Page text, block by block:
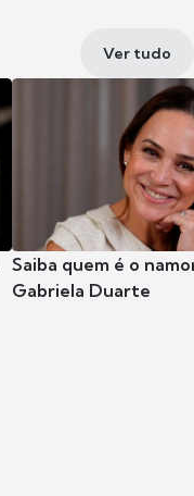
Ver tudo
Saiba quem é o
Gabriela Duarte